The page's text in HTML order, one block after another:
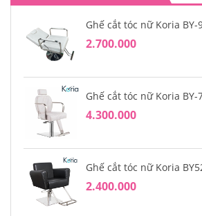
Ghế cắt tóc nữ Koria BY-
2.700.000
Ghế cắt tóc nữ Koria BY-
4.300.000
Ghế cắt tóc nữ Koria
2.400.000